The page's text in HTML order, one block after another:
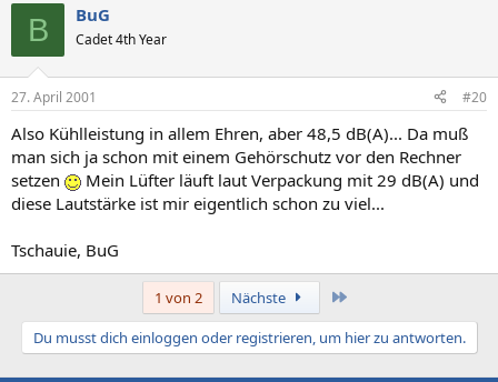
B BuG
Cadet 4th Year
27. April 2001 #20
Also Kühlleistung in allem Ehren, aber 48,5 dB(A)... Da muß
man sich ja schon mit einem Gehörschutz vor den Rechner
setzen
Mein Lüfter läuft laut Verpackung mit 29 dB(A) und
diese Lautstärke ist mir eigentlich schon zu viel...
Tschauie, BuG
1 von 2 Nächste
Du musst dich einloggen oder registrieren, um hier zu antworten.